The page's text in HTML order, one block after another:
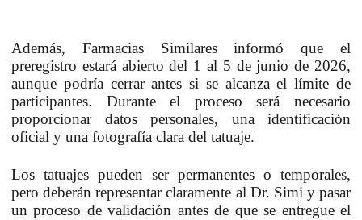
Además, Farmacias Similares informó que el
preregistro estará abierto del 1 al 5 de junio de 2026,
aunque podría cerrar antes si se alcanza el límite de
participantes. Durante el proceso será necesario
proporcionar datos personales, una identificación
oficial y una fotografía clara del tatuaje.
Los tatuajes pueden ser permanentes o temporales,
pero deberán representar claramente al Dr. Simi y pasar
un proceso de validación antes de que se entregue el